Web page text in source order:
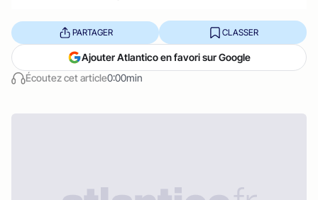
Écoutez cet article0:00min
PARTAGER CLASSER
Ajouter Atlantico en favori sur Google